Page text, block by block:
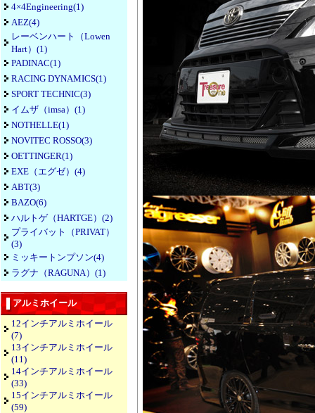
4×4Engineering(1)
AEZ(4)
レーベンハート（Lowen
Hart）(1)
PADINAC(1)
RACING DYNAMICS(1)
SPORT TECHNIC(3)
イムザ（imsa）(1)
NOTHELLE(1)
NOVITEC ROSSO(3)
OETTINGER(1)
EXE（エグゼ）(4)
ABT(3)
BAZO(6)
ハルトゲ（HARTGE）(2)
プライバット（PRIVAT）
(3)
ミッキートンプソン(4)
ラグナ（RAGUNA）(1)
アルミホイール
12インチアルミホイール
(7)
13インチアルミホイール
(11)
14インチアルミホイール
(33)
15インチアルミホイール
(59)